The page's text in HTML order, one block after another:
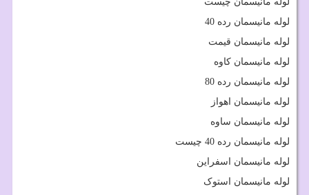
لوله مانیسمان رده 40
لوله مانیسمان قیمت
لوله مانیسمان کاوه
لوله مانیسمان رده 80
لوله مانیسمان اهواز
لوله مانیسمان ساوه
لوله مانیسمان رده 40 چیست
لوله مانیسمان اسفراین
لوله مانیسمان استوک